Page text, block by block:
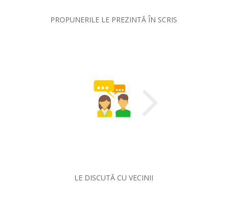
PROPUNERILE LE PREZINTĂ ÎN SCRIS
LE DISCUTĂ CU VECINII